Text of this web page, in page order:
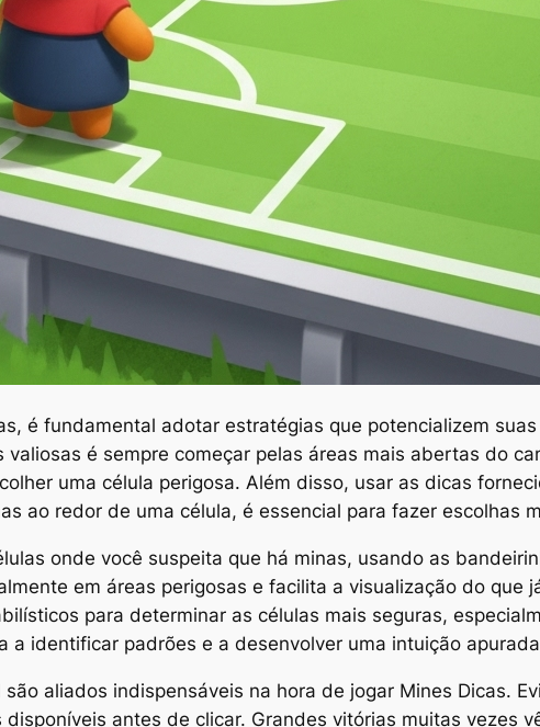
é fundamental adotar estratégias que potencializem
é sempre começar pelas áreas mais abertas do
uma célula perigosa. Além disso, usar as dicas
ao redor de uma célula, é essencial para fazer escolhas
onde você suspeita que há minas, usando as
em áreas perigosas e facilita a visualização do que
para determinar as células mais seguras,
a identificar padrões e a desenvolver uma intuição
aliados indispensáveis na hora de jogar Mines Dicas.
antes de clicar. Grandes vitórias muitas vezes